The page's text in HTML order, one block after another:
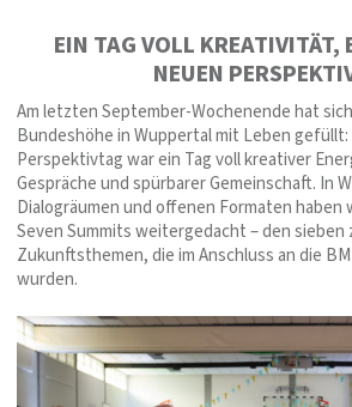
EIN TAG VOLL KREATIVITÄT,
NEUEN
Am letzten September-Wochenende hat
Bundeshöhe in Wuppertal mit Leben
Perspektivtag war ein Tag voll kreativer
Gespräche und spürbarer Gemeinschaft. In
Dialogräumen und offenen Formaten haben
Seven Summits weitergedacht – den sieben
Zukunftsthemen, die im Anschluss an die
wurden.